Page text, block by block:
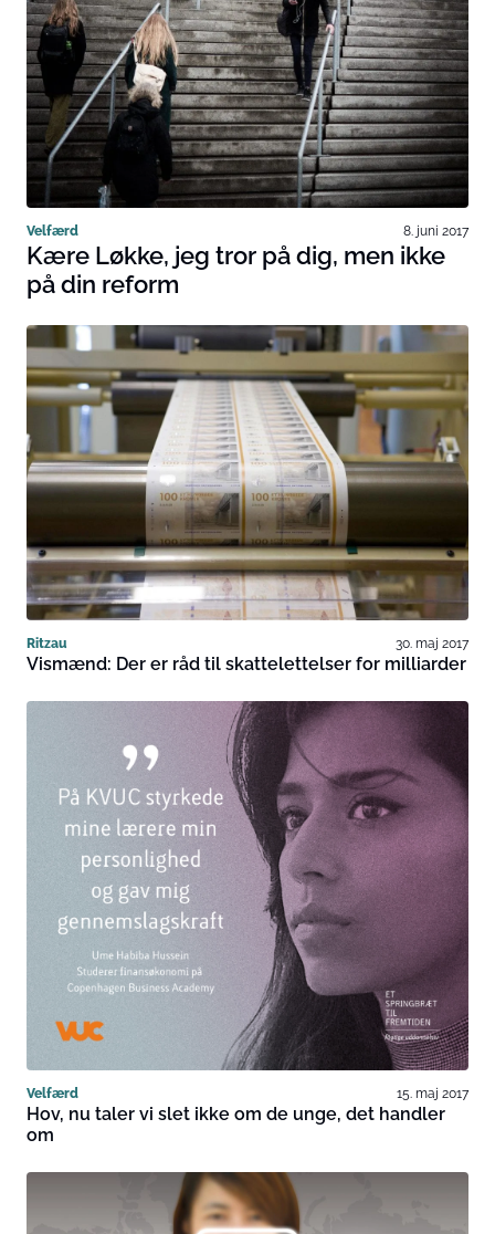
Velfærd 8. juni 2017
Kære Løkke, jeg tror på dig, men ikke
på din reform
Ritzau 30. maj 2017
Vismænd: Der er råd til skattelettelser for milliarder
Velfærd 15. maj 2017
Hov, nu taler vi slet ikke om de unge, det handler
om